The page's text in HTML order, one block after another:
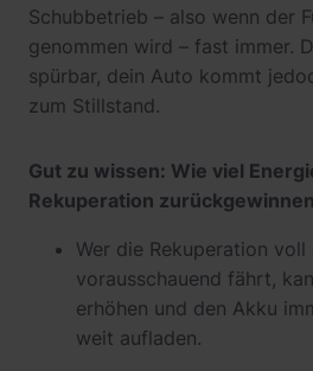
Schubbetrieb – also wenn der
genommen wird – fast immer.
spürbar, dein Auto kommt
zum Stillstand.
Gut zu wissen: Wie viel
Rekuperation
Wer die Rekuperation
vorausschauend fährt,
erhöhen und den Akku
weit aufladen.